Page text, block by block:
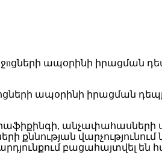
ապօրինի իրացման
անչափահասների
քննության
բացահայտվել են